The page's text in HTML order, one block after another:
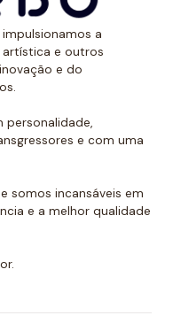
maiores.
impulsionamos a
e outros
e do
personalidade,
e com uma
somos incansáveis em
e a melhor qualidade